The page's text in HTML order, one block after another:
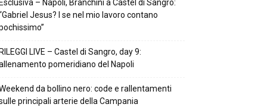
– Napoli, Branchini a Castel di Sangro:
Jesus? I se nel mio lavoro contano
LIVE – Castel di Sangro, day 9:
pomeridiano del Napoli
da bollino nero: code e rallentamenti
principali arterie della Campania